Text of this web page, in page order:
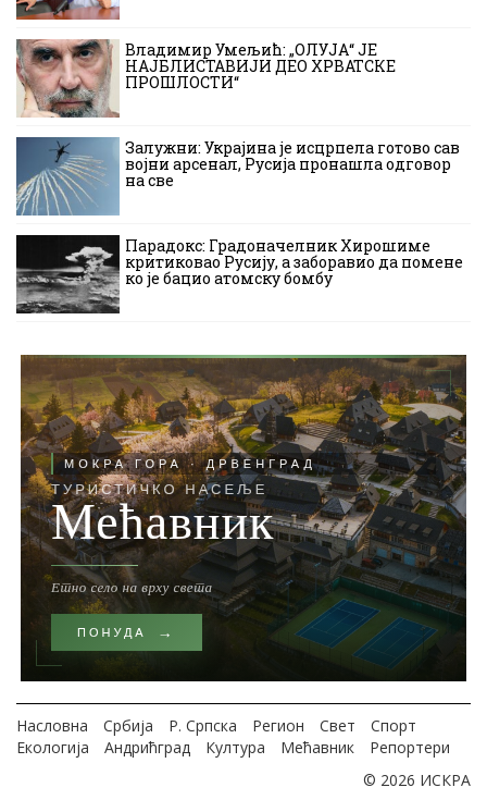
Владимир Умељић: „ОЛУЈА“ ЈЕ
НАЈБЛИСТАВИЈИ ДЕО ХРВАТСКЕ
ПРОШЛОСТИ“
Залужни: Украјина је исцрпела готово сав
војни арсенал, Русија пронашла одговор
на све
Парадокс: Градоначелник Хирошиме
критиковао Русију, а заборавио да помене
ко је бацио атомску бомбу
Насловна Србија Р. Српска Регион Свет
Спорт
Екологија
Андрићград Култура Мећавник
Репортери
© 2026 ИСКРА